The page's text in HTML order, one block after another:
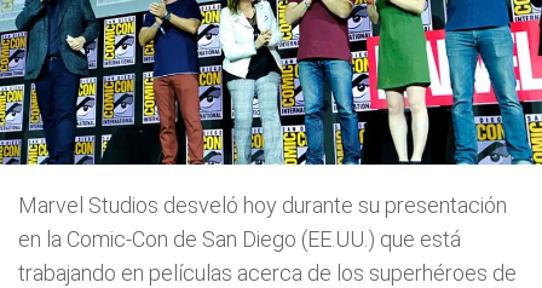
Marvel Studios desveló hoy durante su presentación
en la Comic-Con de San Diego (EE.UU.) que está
trabajando en películas acerca de los superhéroes de